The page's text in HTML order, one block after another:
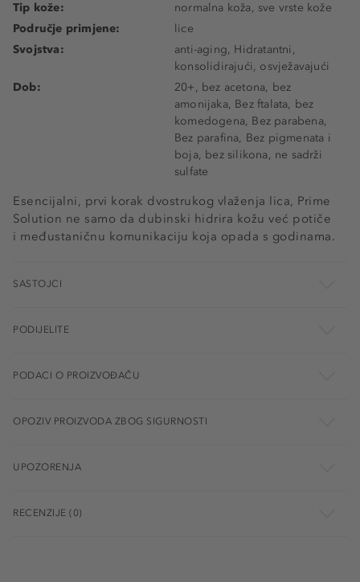
Esencijalni, prvi korak dvostrukog vlaženja lica, Prime
Solution ne samo da dubinski hidrira kožu već potiče
i međustaničnu komunikaciju koja opada s godinama.
Tip kože:
normalna koža, sve vrste kože
Područje primjene:
lice
Svojstva:
anti-aging, Hidratantni,
konsolidirajući, osvježavajući
Dob:
20+, bez acetona, bez
amonijaka, Bez ftalata, bez
komedogena, Bez parabena,
Bez parafina, Bez pigmenata i
boja, bez silikona, ne sadrži
sulfate
SASTOJCI
PODIJELITE
PODACI O PROIZVOĐAČU
OPOZIV PROIZVODA ZBOG SIGURNOSTI
UPOZORENJA
RECENZIJE (0)